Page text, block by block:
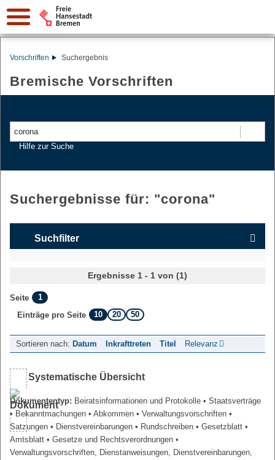
Vorschriften Suchergebnis
Bremische Vorschriften
Hilfe zur Suche
Suchergebnisse für: "corona"
Suchfilter
Ergebnisse 1 - 1 von (1)
Seite
1
Einträge pro Seite
10 20 50
Sortieren nach: Datum Inkrafttreten Titel Relevanz
Systematische Übersicht
Dokumententyp: Beiratsinformationen und Protokolle • Staatsverträge
• Bekanntmachungen • Abkommen • Verwaltungsvorschriften •
Satzungen • Dienstvereinbarungen • Rundschreiben • Gesetzblatt •
Amtsblatt • Gesetze und Rechtsverordnungen •
Verwaltungsvorschriften, Dienstanweisungen, Dienstvereinbarungen,